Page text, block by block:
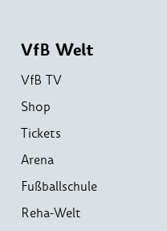
VfB Welt
VfB TV
Shop
Tickets
Arena
Fußballschule
Reha-Welt